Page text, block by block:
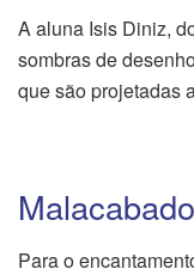
A aluna Isis Diniz,
sombras de
que são projetadas
Para o